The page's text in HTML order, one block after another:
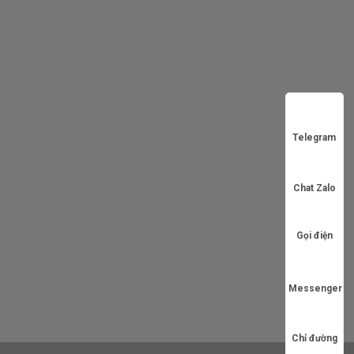
Telegram
Chat Zalo
Gọi điện
Messenger
Chỉ đường